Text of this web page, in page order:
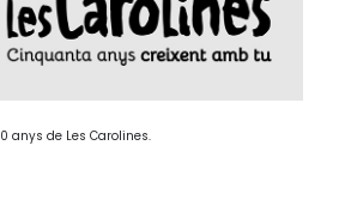
anys de Les Carolines.